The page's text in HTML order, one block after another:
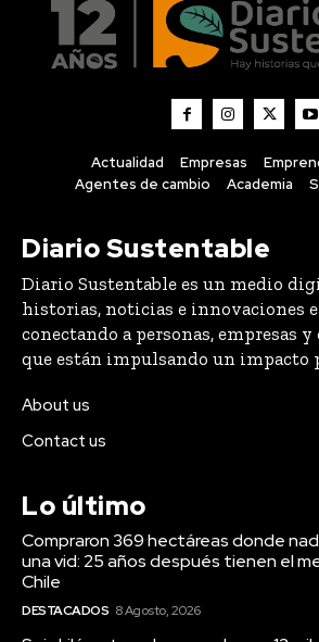
Actualidad Empresas
Agentes de cambio
Academia
Diario Sustentable
Diario Sustentable es un medio
que están impulsando un impacto
About us
Contact us
Lo último
Compraron 369 hectáreas donde
una vid: 25 años después tienen el
DESTACADOS 8 Agosto, 2026
Seis kilómetros de escombros y 13
plan para reactivar el borde costero
DESTACADOS
AFP Capital y el nuevo régimen de